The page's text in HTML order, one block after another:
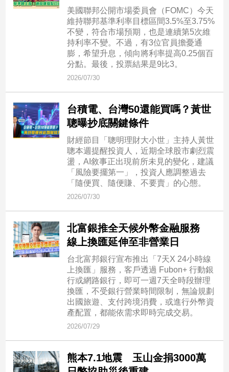
美國聯邦公開市場委員會（FOMC）今天
維持聯邦基準利率目標區間3.5%至3.75%
不變，符合市場預期，也是連續第5次維
持利率不變。不過，有3位官員擔憂通
膨，希望升息，傾向將利率提高0.25個百
分點。最後，投票結果是9比3。
2026/07/30
台積電、台灣50還能買嗎？黃世
聰曝抄底關鍵條件
財經節目「聰明理財大小世」主持人黃世
聰本週提醒投資人，近期全球股市劇烈震
盪，AI敘事正出現前所未見的變化，建議
「風險要擺第一」，投資人應調整過去
「隨便買、隨便賺、不要賣」的心態。
2026/07/30
北富銀推全天候外幣金融服務
線上換匯延伸至非營業日
台北富邦銀行宣布推出「7天X 24小時線
上換匯」服務，客戶透過 Fubon+ 行動銀
行或網路銀行，即可一週7天全時段辦理
換匯，不受銀行營業時間限制，無論規劃
出國旅遊、支付跨境消費，或進行外幣資
產配置，都能依需求即時完成交易。
2026/07/29
熊本7.1地震 玉山金捐3000萬